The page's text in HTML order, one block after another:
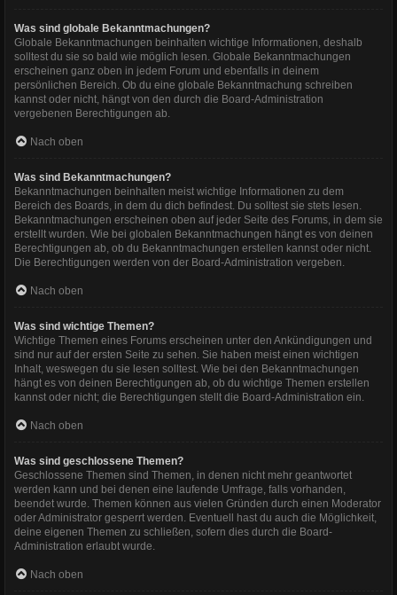
Was sind globale Bekanntmachungen?
Globale Bekanntmachungen beinhalten wichtige Informationen, deshalb
solltest du sie so bald wie möglich lesen. Globale Bekanntmachungen
erscheinen ganz oben in jedem Forum und ebenfalls in deinem
persönlichen Bereich. Ob du eine globale Bekanntmachung schreiben
kannst oder nicht, hängt von den durch die Board-Administration
vergebenen Berechtigungen ab.
Nach oben
Was sind Bekanntmachungen?
Bekanntmachungen beinhalten meist wichtige Informationen zu dem
Bereich des Boards, in dem du dich befindest. Du solltest sie stets lesen.
Bekanntmachungen erscheinen oben auf jeder Seite des Forums, in dem sie
erstellt wurden. Wie bei globalen Bekanntmachungen hängt es von deinen
Berechtigungen ab, ob du Bekanntmachungen erstellen kannst oder nicht.
Die Berechtigungen werden von der Board-Administration vergeben.
Nach oben
Was sind wichtige Themen?
Wichtige Themen eines Forums erscheinen unter den Ankündigungen und
sind nur auf der ersten Seite zu sehen. Sie haben meist einen wichtigen
Inhalt, weswegen du sie lesen solltest. Wie bei den Bekanntmachungen
hängt es von deinen Berechtigungen ab, ob du wichtige Themen erstellen
kannst oder nicht; die Berechtigungen stellt die Board-Administration ein.
Nach oben
Was sind geschlossene Themen?
Geschlossene Themen sind Themen, in denen nicht mehr geantwortet
werden kann und bei denen eine laufende Umfrage, falls vorhanden,
beendet wurde. Themen können aus vielen Gründen durch einen Moderator
oder Administrator gesperrt werden. Eventuell hast du auch die Möglichkeit,
deine eigenen Themen zu schließen, sofern dies durch die Board-
Administration erlaubt wurde.
Nach oben